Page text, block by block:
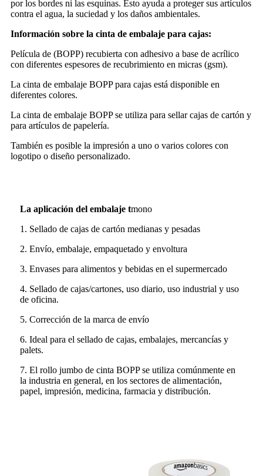
por los bordes ni las esquinas. Esto ayuda a proteger sus artículos
contra el agua, la suciedad y los daños ambientales.
Información sobre la cinta de embalaje para cajas:
Película de (BOPP) recubierta con adhesivo a base de acrílico
con diferentes espesores de recubrimiento en micras (gsm).
La cinta de embalaje BOPP para cajas está disponible en
diferentes colores.
La cinta de embalaje BOPP se utiliza para sellar cajas de cartón y
para artículos de papelería.
También es posible la impresión a uno o varios colores con
logotipo o diseño personalizado.
La aplicación del embalaje tmono
1. Sellado de cajas de cartón medianas y pesadas
2. Envío, embalaje, empaquetado y envoltura
3. Envases para alimentos y bebidas en el supermercado
4. Sellado de cajas/cartones, uso diario, uso industrial y uso
de oficina.
5. Corrección de la marca de envío
6. Ideal para el sellado de cajas, embalajes, mercancías y
palets.
7. El rollo jumbo de cinta BOPP se utiliza comúnmente en
la industria en general, en los sectores de alimentación,
papel, impresión, medicina, farmacia y distribución.